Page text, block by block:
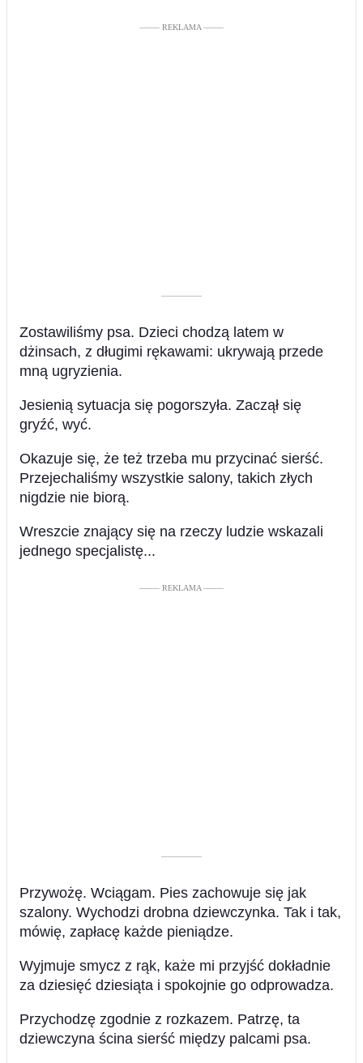
––––– REKLAMA –––––
––––––––––
Zostawiliśmy psa. Dzieci chodzą latem w
dżinsach, z długimi rękawami: ukrywają przede
mną ugryzienia.
Jesienią sytuacja się pogorszyła. Zaczął się
gryźć, wyć.
Okazuje się, że też trzeba mu przycinać sierść.
Przejechaliśmy wszystkie salony, takich złych
nigdzie nie biorą.
Wreszcie znający się na rzeczy ludzie wskazali
jednego specjalistę...
––––– REKLAMA –––––
––––––––––
Przywożę. Wciągam. Pies zachowuje się jak
szalony. Wychodzi drobna dziewczynka. Tak i tak,
mówię, zapłacę każde pieniądze.
Wyjmuje smycz z rąk, każe mi przyjść dokładnie
za dziesięć dziesiąta i spokojnie go odprowadza.
Przychodzę zgodnie z rozkazem. Patrzę, ta
dziewczyna ścina sierść między palcami psa.